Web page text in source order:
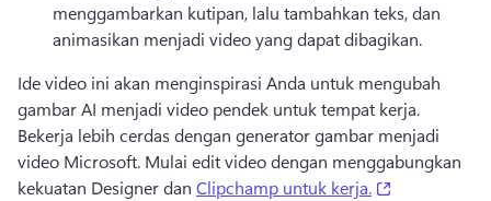
menggambarkan kutipan, lalu tambahkan teks, dan
animasikan menjadi video yang dapat dibagikan.
Ide video ini akan menginspirasi Anda untuk mengubah
Bekerja lebih cerdas dengan generator gambar menjadi
video Microsoft. Mulai edit video dengan menggabungkan
kekuatan Designer dan Clipchamp untuk kerja.